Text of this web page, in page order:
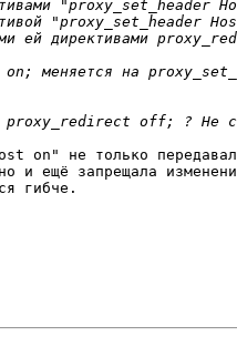
on" не только
и ещё запрещала
гибче.